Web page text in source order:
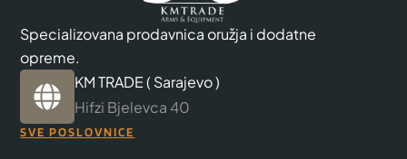
Specializovana prodavnica oružja i dodatne
opreme.
KM TRADE ( Sarajevo )
Hifzi Bjelevca 40
SVE POSLOVNICE